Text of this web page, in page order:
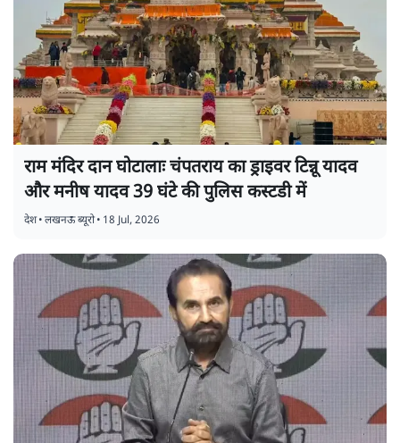
राम मंदिर दान घोटालाः चंपतराय का ड्राइवर टिन्नू यादव
और मनीष यादव 39 घंटे की पुलिस कस्टडी में
देश•लखनऊ ब्यूरो• 18 Jul, 2026